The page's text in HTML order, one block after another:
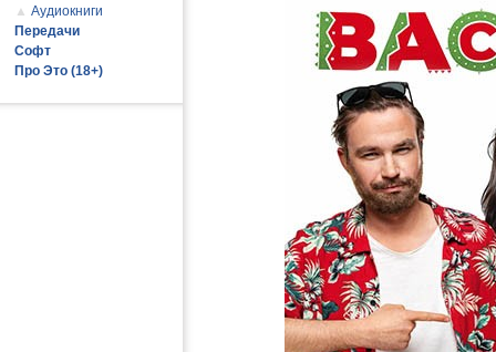
▲ Аудиокниги
Передачи
Софт
Про Это (18+)